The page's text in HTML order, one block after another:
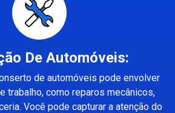
De Automóveis:
de automóveis pode envolver
trabalho, como reparos mecânicos,
Você pode capturar a atenção do